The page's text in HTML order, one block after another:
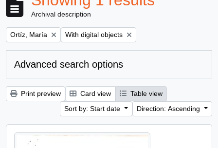
Archival description
Remove filter:
Ortíz, María Remove filter:
With digital objects
Advanced search options
Print preview Card view
Table view
Sort by: Start date
Direction: Ascending